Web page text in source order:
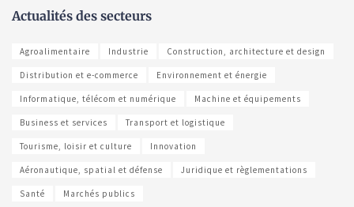
Actualités des secteurs
Agroalimentaire Industrie Construction, architecture et design
Distribution et e-commerce Environnement et énergie
Informatique, télécom et numérique Machine et équipements
Business et services Transport et logistique
Tourisme, loisir et culture Innovation
Aéronautique, spatial et défense Juridique et règlementations
Santé Marchés publics